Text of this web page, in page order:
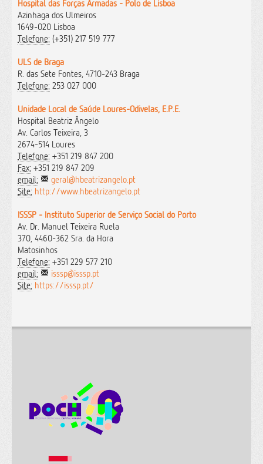
Hospital das Forças Armadas - Polo de Lisboa
Azinhaga dos Ulmeiros
1649-020 Lisboa
Telefone: (+351) 217 519 777
ULS de Braga
R. das Sete Fontes, 4710-243 Braga
Telefone: 253 027 000
Unidade Local de Saúde Loures-Odivelas, E.P.E.
Hospital Beatriz Ângelo
Av. Carlos Teixeira, 3
2674-514 Loures
Telefone: +351 219 847 200
Fax: +351 219 847 209
email:
geral@hbeatrizangelo.pt
Site: http://www.hbeatrizangelo.pt
ISSSP - Instituto Superior de Serviço Social do Porto
Av. Dr. Manuel Teixeira Ruela
370, 4460-362 Sra. da Hora
Matosinhos
Telefone: +351 229 577 210
email:
isssp@isssp.pt
Site: https://isssp.pt/